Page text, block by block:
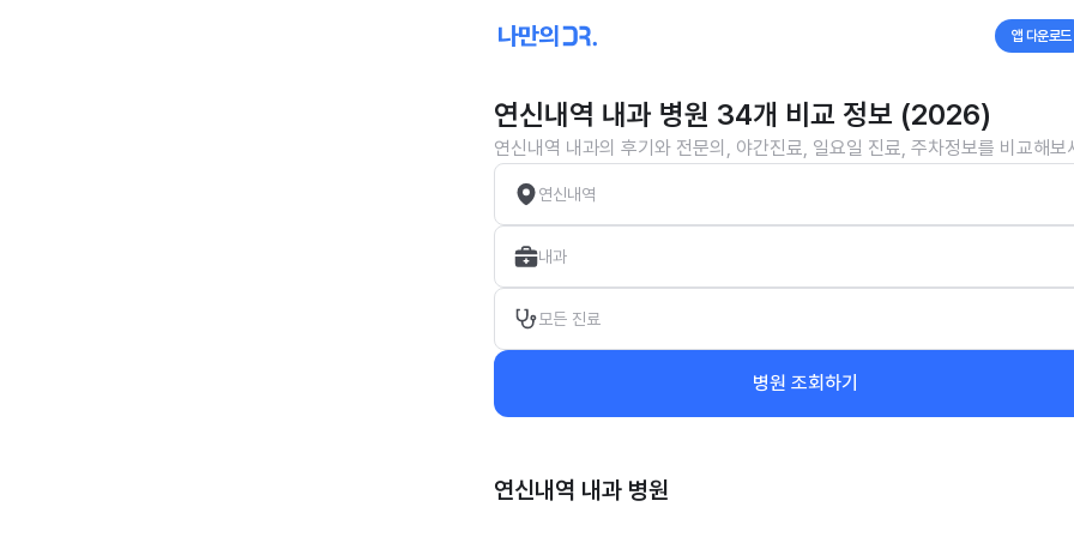
앱 다운로드
연신내역 내과 병원 34개 비교 정보 (2026)
연신내역 내과의 후기와 전문의, 야간진료, 일요일 진료, 주차정보를 비교해보
연신내역
내과
모든 진료
병원 조회하기
연신내역 내과 병원